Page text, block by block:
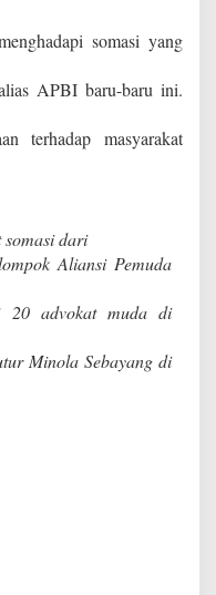
somasi yang
APBI baru-baru ini.
terhadap masyarakat
dari
Aliansi Pemuda
20 advokat muda di
Minola Sebayang di